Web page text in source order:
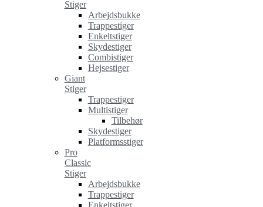
Stiger
Arbejdsbukke
Trappestiger
Enkeltstiger
Skydestiger
Combistiger
Hejsestiger
Giant
Stiger
Trappestiger
Multistiger
Tilbehør
Skydestiger
Platformsstiger
Pro
Classic
Stiger
Arbejdsbukke
Trappestiger
Enkeltstiger